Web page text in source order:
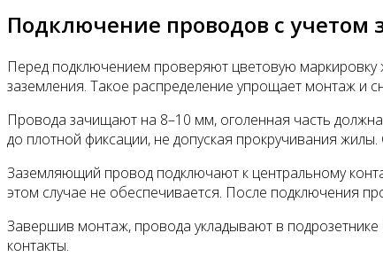
Подключение проводов с учетом
Перед подключением проверяют цветовую маркировку
заземления. Такое распределение упрощает монтаж и
Провода зачищают на 8–10 мм, оголенная часть
до плотной фиксации, не допуская прокручивания
Заземляющий провод подключают к центральному
этом случае не обеспечивается. После подключения
Завершив монтаж, провода укладывают в
контакты.